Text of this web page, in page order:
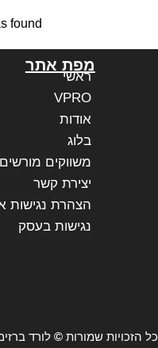
found
מפת אתר
ראשי
VPRO
אודות
בלוג
משווקים מורשים
יצירת קשר
הצהרת נגישות
נגישות בעסק
כל הזכויות שמורות © לורד